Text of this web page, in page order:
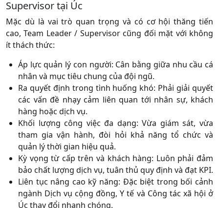
Supervisor tại Úc
Mặc dù là vai trò quan trọng và có cơ hội thăng tiến
cao, Team Leader / Supervisor cũng đối mặt với không
ít thách thức:
Áp lực quản lý con người: Cân bằng giữa nhu cầu cá
nhân và mục tiêu chung của đội ngũ.
Ra quyết định trong tình huống khó: Phải giải quyết
các vấn đề nhạy cảm liên quan tới nhân sự, khách
hàng hoặc dịch vụ.
Khối lượng công việc đa dạng: Vừa giám sát, vừa
tham gia vận hành, đòi hỏi khả năng tổ chức và
quản lý thời gian hiệu quả.
Kỳ vọng từ cấp trên và khách hàng: Luôn phải đảm
bảo chất lượng dịch vụ, tuân thủ quy định và đạt KPI.
Liên tục nâng cao kỹ năng: Đặc biệt trong bối cảnh
ngành Dịch vụ cộng đồng, Y tế và Công tác xã hội ở
Úc thay đổi nhanh chóng.